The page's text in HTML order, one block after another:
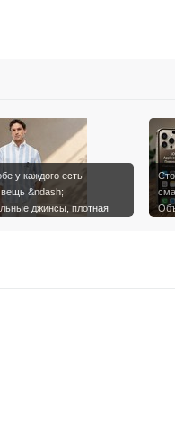
у каждого есть
&ndash;
джинсы, плотная